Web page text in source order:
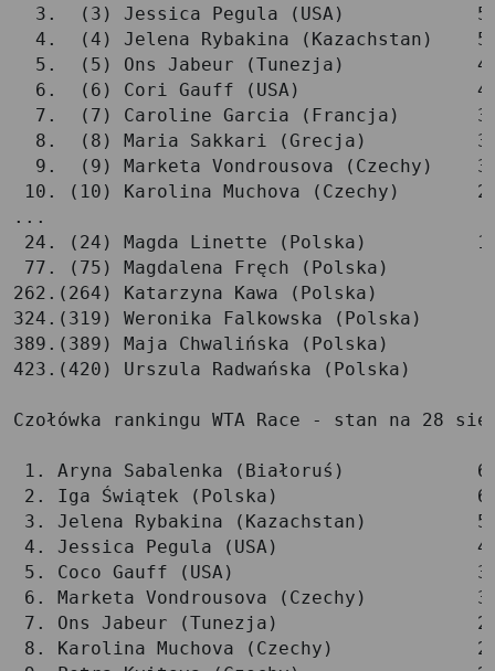
3.  (3) Jessica Pegula (USA)
4.  (4) Jelena Rybakina (Kazachstan)
5.  (5) Ons Jabeur (Tunezja)
6.  (6) Cori Gauff (USA)
7.  (7) Caroline Garcia (Francja)
8.  (8) Maria Sakkari (Grecja)
9.  (9) Marketa Vondrousova (Czechy)
10. (10) Karolina Muchova (Czechy)
...
24. (24) Magda Linette (Polska)
77. (75) Magdalena Fręch (Polska)
262.(264) Katarzyna Kawa (Polska)
324.(319) Weronika Falkowska (Polska)
389.(389) Maja Chwalińska (Polska)
423.(420) Urszula Radwańska (Polska)
Czołówka rankingu WTA Race - stan na 28
1. Aryna Sabalenka (Białoruś)
2. Iga Świątek (Polska)
3. Jelena Rybakina (Kazachstan)
4. Jessica Pegula (USA)
5. Coco Gauff (USA)
6. Marketa Vondrousova (Czechy)
7. Ons Jabeur (Tunezja)
8. Karolina Muchova (Czechy)